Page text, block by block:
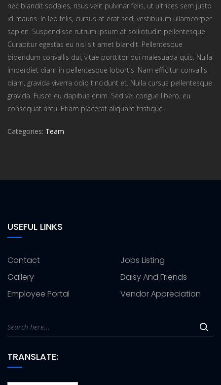
nec blandit sodales, risus velit pulvinar felis, ut ultrices sem justo
id mauris. In leo felis, cursus at erat sed, vestibulum ullamcorper
sapien. Suspendisse rutrum ipsum at sollicitudin pellentesque.
Curabitur egestas eu nisl sit amet blandit. Pellentesque
bibendum convallis dui, vitae porttitor dui malesuada quis. Nulla
imperdiet diam in pellentesque lobortis. Nam efficitur convallis
diam, gravida viverra odio tincidunt et. Nulla cursus pellentesque
gravida. Fusce eu dapibus enim. Sed vel congue libero, eu
consequat arcu. Etiam placerat aliquam tristique.
Categories: Team
USEFUL LINKS
Contact
Jobs Listing
Gallery
Daisy And Friends
Employee Portal
Vendor Appreciation
TRANSLATE: